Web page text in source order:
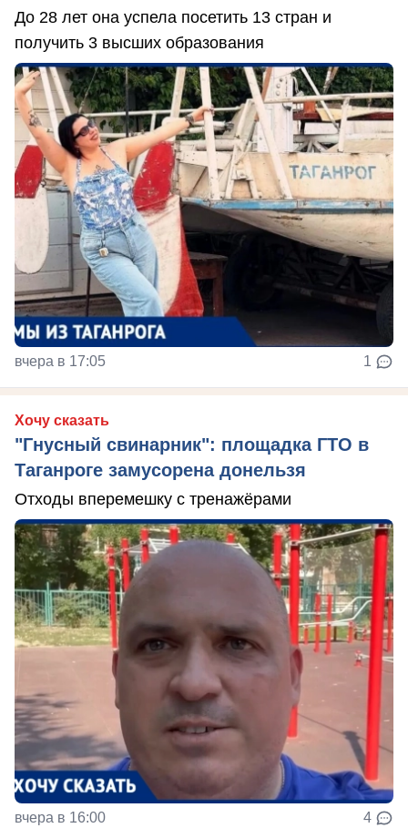
До 28 лет она успела посетить 13 стран и
получить 3 высших образования
вчера в 17:05 1
Хочу сказать
"Гнусный свинарник": площадка ГТО в
Таганроге замусорена донельзя
Отходы вперемешку с тренажёрами
вчера в 16:00 4